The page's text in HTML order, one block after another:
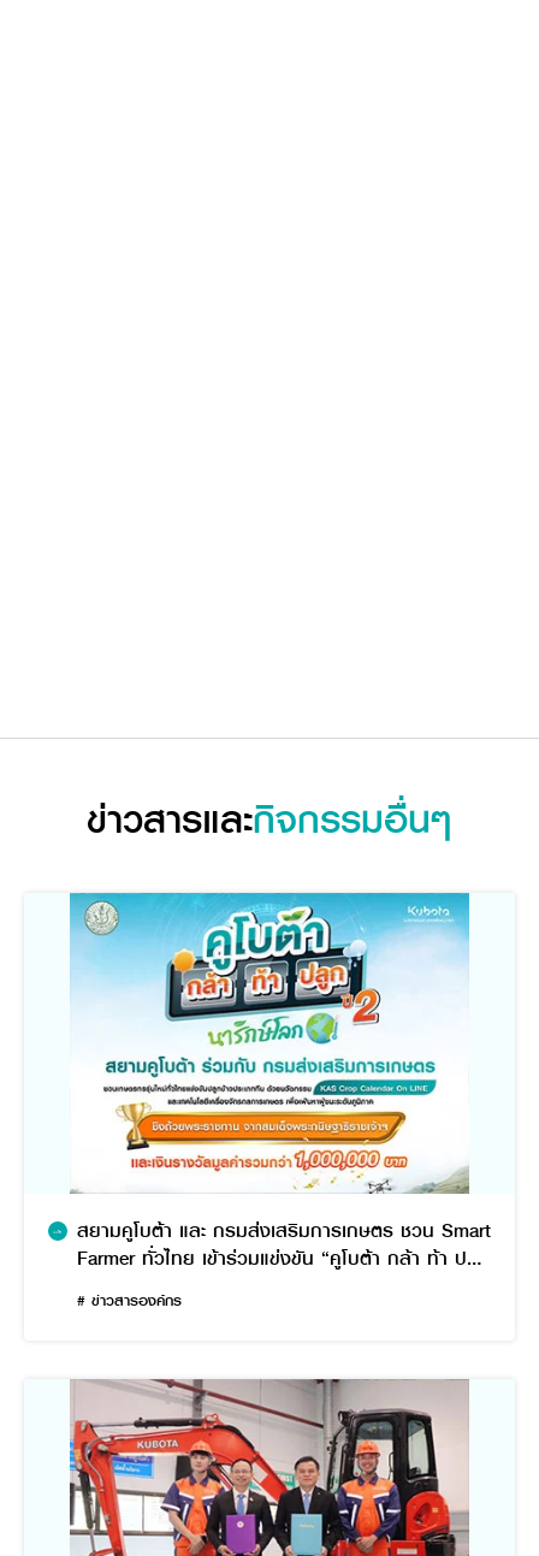
ข่าวสารและกิจกรรมอื่นๆ
สยามคูโบต้า และ กรมส่งเสริมการเกษตร ชวน Smart
Farmer ทั่วไทย เข้าร่วมแข่งขัน “คูโบต้า กล้า ท้า ปลูก
ปี 2”
# ข่าวสารองค์กร